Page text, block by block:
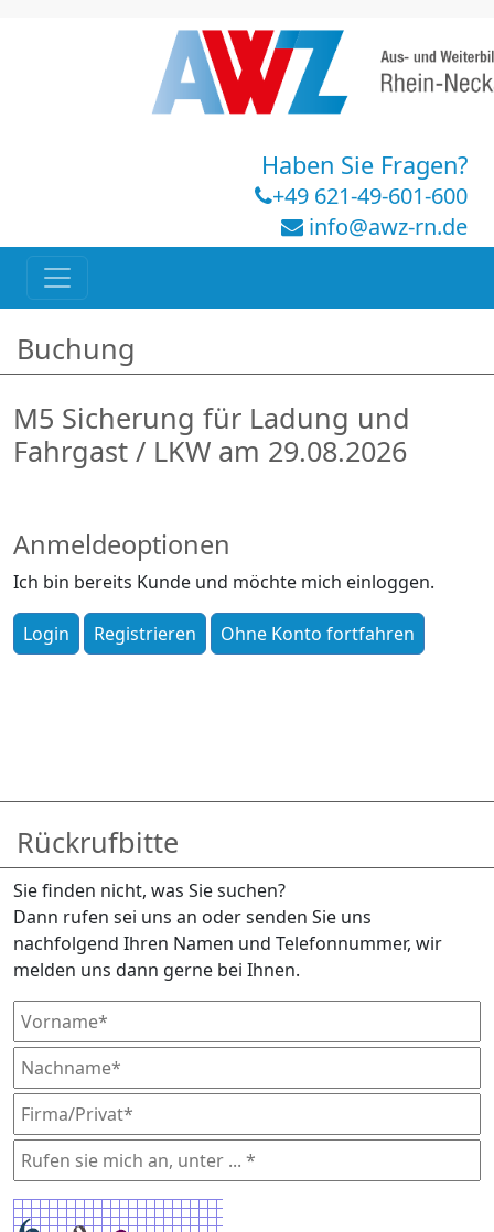
Haben Sie Fragen?
+49 621-49-601-600
info@awz-rn.de
Buchung
M5 Sicherung für Ladung und
Fahrgast / LKW am 29.08.2026
Anmeldeoptionen
Ich bin bereits Kunde und möchte mich einloggen.
Rückrufbitte
Sie finden nicht, was Sie suchen?
Dann rufen sei uns an oder senden Sie uns
nachfolgend Ihren Namen und Telefonnummer, wir
melden uns dann gerne bei Ihnen.